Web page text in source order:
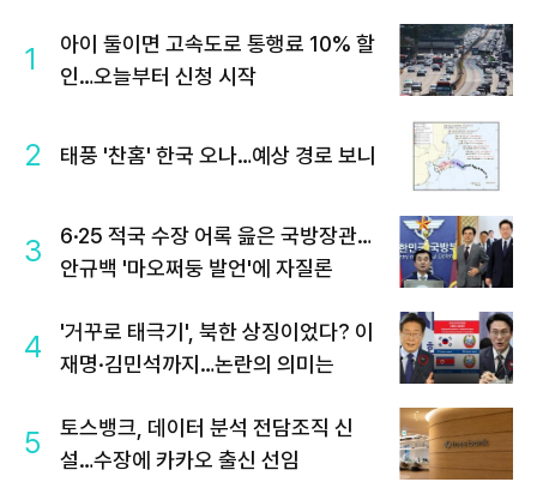
1
아이 둘이면 고속도로 통행료 10% 할
인…오늘부터 신청 시작
2 태풍 '찬홈' 한국 오나…예상 경로 보니
3
6·25 적국 수장 어록 읊은 국방장관…
안규백 '마오쩌둥 발언'에 자질론
4
'거꾸로 태극기', 북한 상징이었다? 이
재명·김민석까지…논란의 의미는
5
토스뱅크, 데이터 분석 전담조직 신
설…수장에 카카오 출신 선임